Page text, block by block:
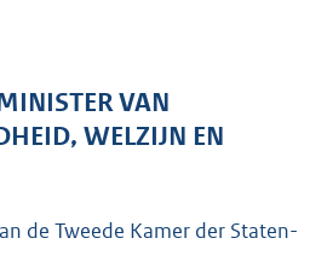
e
:
b
VAN
WELZIJN EN
de Tweede Kamer der Staten-